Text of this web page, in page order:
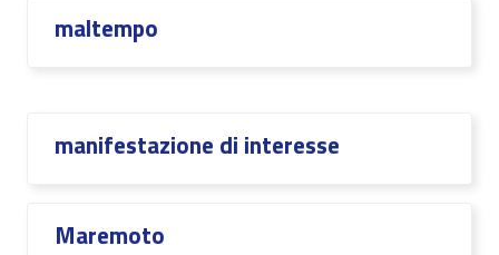
maltempo
manifestazione di interesse
Maremoto